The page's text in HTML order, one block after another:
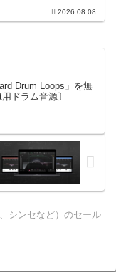
』についてPocket
2026.08.08
Drum Loops」を無
ドラム音源〕
シンセなど）のセール